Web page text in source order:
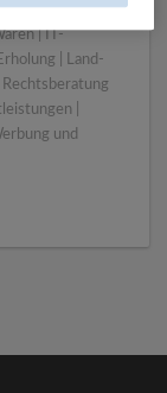
|
| IT-
| Land-
|
und